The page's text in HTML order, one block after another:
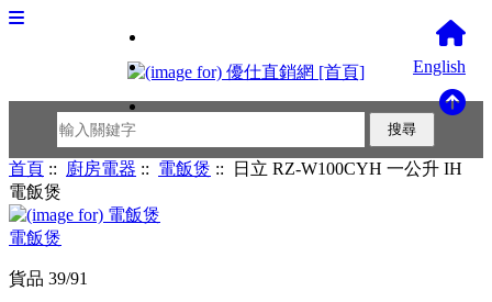
English
首頁 :: 廚房電器 :: 電飯煲 :: 日立 RZ-W100CYH 一公升 IH
電飯煲
電飯煲
貨品 39/91